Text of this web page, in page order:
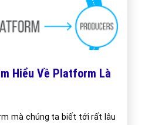
Hiểu Về Platform Là
mà chúng ta biết tới rất lâu